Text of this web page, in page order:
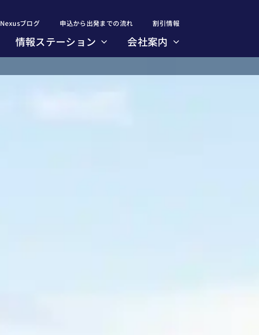
Nexusブログ 申込から出発までの流れ 割引情報
情報ステーション 会社案内
Nexusブログ 申込から出発までの流れ 割引情報
情報ステーション 会社案内